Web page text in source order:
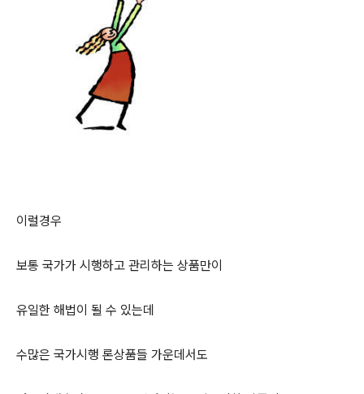
이럴경우
보통 국가가 시행하고 관리하는 상품만이
유일한 해법이 될 수 있는데
수많은 국가시행 론상품들 가운데서도